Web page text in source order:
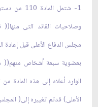
1- شتمل
وصلاحيات القائد التى
بعضوية سبعة أشخاص منهم((
الوارد أعلاه إلى هذه المادة
الأعلى) قدتم تغييره إلى(